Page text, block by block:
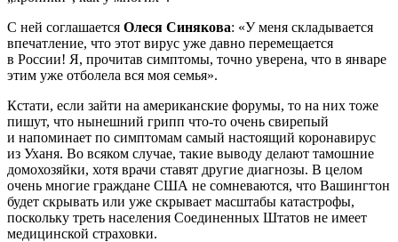
С ней соглашается Олеся Синякова: «У меня складывается
впечатление, что этот вирус уже давно перемещается
в России! Я, прочитав симптомы, точно уверена, что в январе
этим уже отболела вся моя семья».
Кстати, если зайти на американские форумы, то на них тоже
пишут, что нынешний грипп что-то очень свирепый
и напоминает по симптомам самый настоящий коронавирус
из Уханя. Во всяком случае, такие выводу делают тамошние
домохозяйки, хотя врачи ставят другие диагнозы. В целом
очень многие граждане США не сомневаются, что Вашингтон
будет скрывать или уже скрывает масштабы катастрофы,
поскольку треть населения Соединенных Штатов не имеет
медицинской страховки.